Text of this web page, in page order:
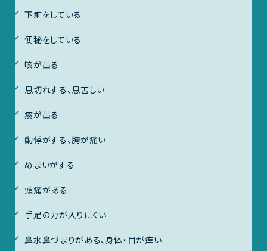
下痢をしている
便秘をしている
咳が出る
息切れする、息苦しい
痰が出る
動悸がする、胸が痛い
めまいがする
頭痛がある
手足の力が入りにくい
鼻水鼻づまりがある、身体・目が痒い